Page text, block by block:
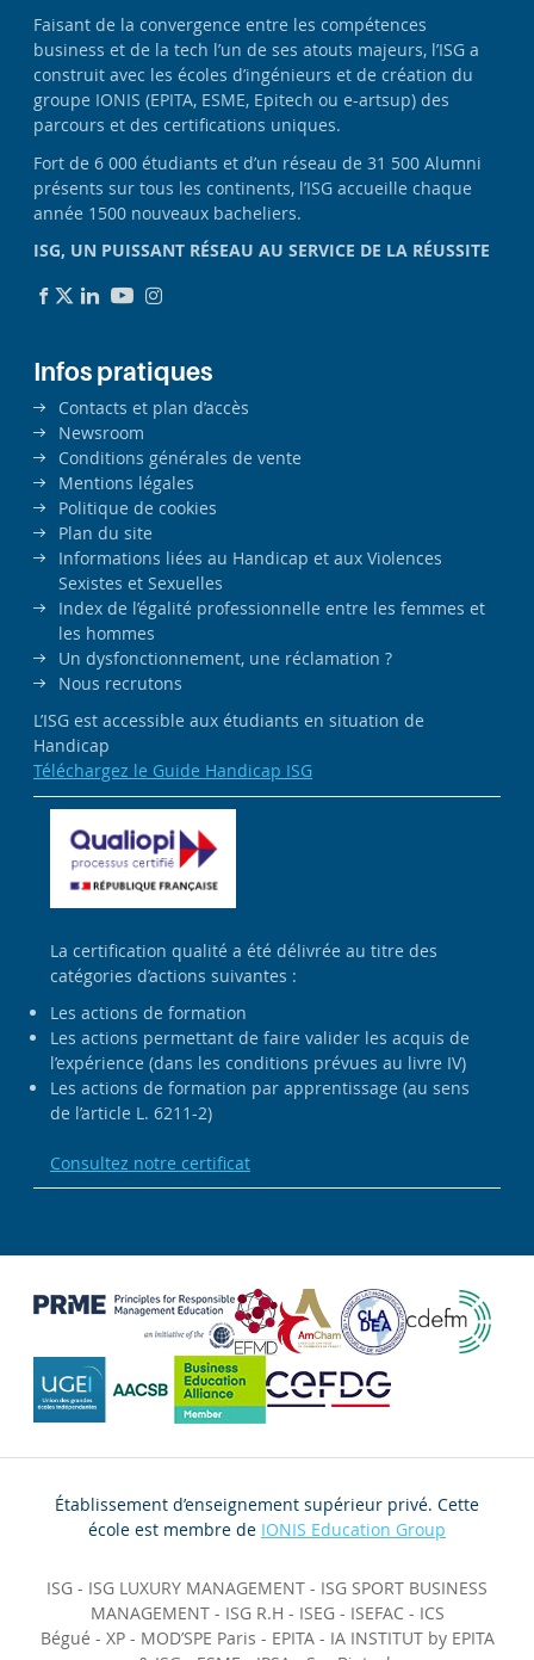
Faisant de la convergence entre les compétences
business et de la tech l’un de ses atouts majeurs, l’ISG a
construit avec les écoles d’ingénieurs et de création du
groupe IONIS (EPITA, ESME, Epitech ou e-artsup) des
parcours et des certifications uniques.
Fort de 6 000 étudiants et d’un réseau de 31 500 Alumni
présents sur tous les continents, l’ISG accueille chaque
année 1500 nouveaux bacheliers.
ISG, UN PUISSANT RÉSEAU AU SERVICE DE LA RÉUSSITE
Infos pratiques
Contacts et plan d’accès
Newsroom
Conditions générales de vente
Mentions légales
Politique de cookies
Plan du site
Informations liées au Handicap et aux Violences
Sexistes et Sexuelles
Index de l’égalité professionnelle entre les femmes et
les hommes
Un dysfonctionnement, une réclamation ?
Nous recrutons
L’ISG est accessible aux étudiants en situation de
Handicap
Téléchargez le Guide Handicap ISG
La certification qualité a été délivrée au titre des
catégories d’actions suivantes :
Les actions de formation
Les actions permettant de faire valider les acquis de
l’expérience (dans les conditions prévues au livre IV)
Les actions de formation par apprentissage (au sens
de l’article L. 6211-2)
Consultez notre certificat
Établissement d’enseignement supérieur privé. Cette
école est membre de IONIS Education Group
ISG - ISG LUXURY MANAGEMENT - ISG SPORT BUSINESS
MANAGEMENT- ISG R.H - ISEG- ISEFAC- ICS
Bégué - XP- MOD’SPE Paris - EPITA- IA INSTITUT by EPITA